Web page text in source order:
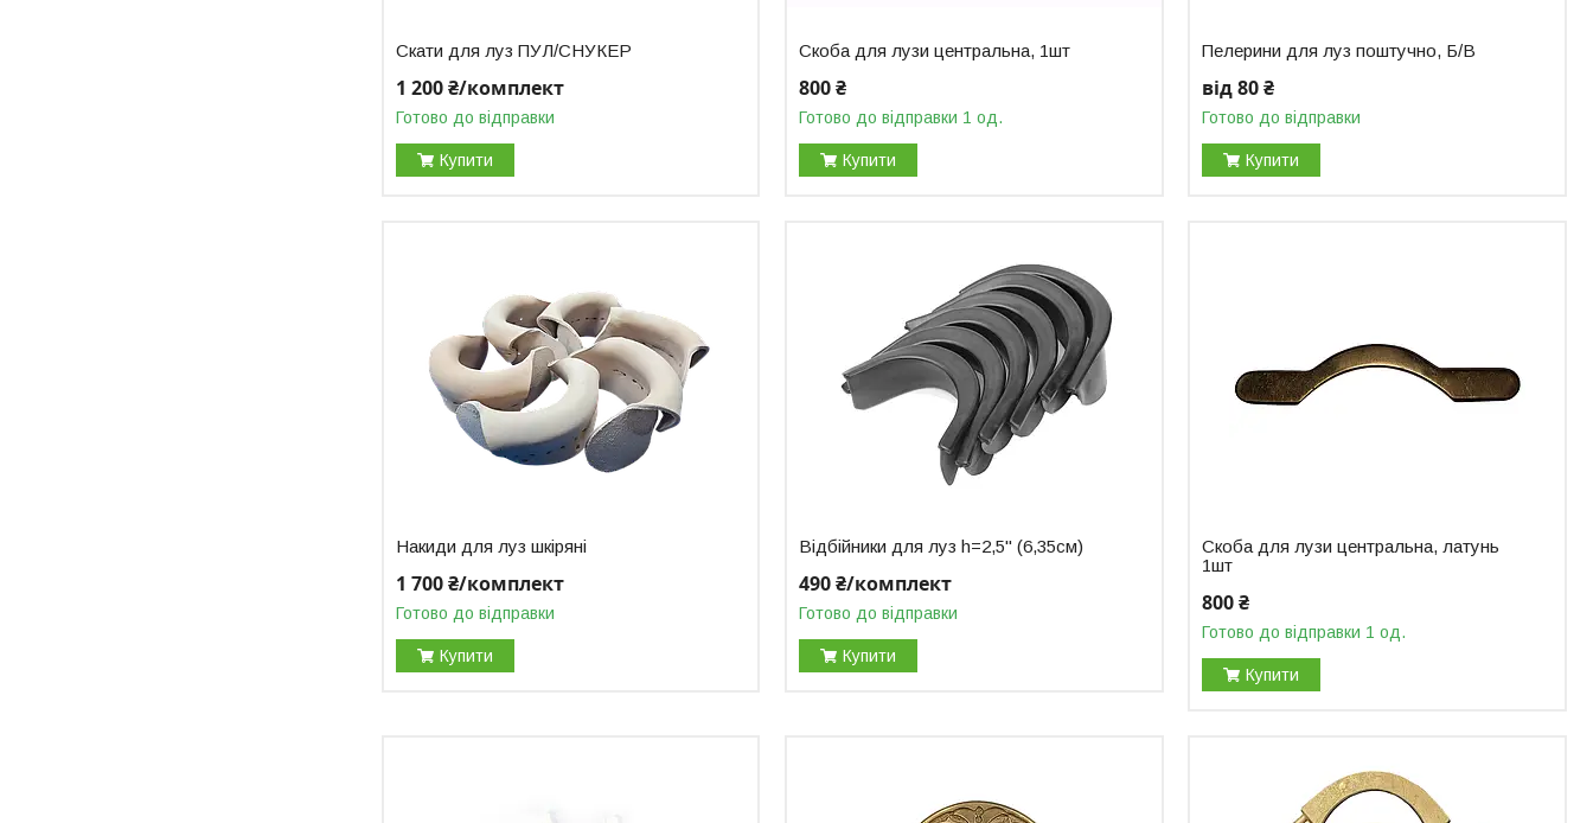
Скати для луз ПУЛ/СНУКЕР
1 200 ₴/комплект
Готово до відправки
Купити
Скоба для лузи центральна, 1шт
800 ₴
Готово до відправки 1 од.
Купити
Пелерини для луз поштучно, Б/В
від 80 ₴
Готово до відправки
Купити
Накиди для луз шкіряні
1 700 ₴/комплект
Готово до відправки
Купити
Відбійники для луз h=2,5" (6,35см)
490 ₴/комплект
Готово до відправки
Купити
Скоба для лузи центральна, латунь
1шт
800 ₴
Готово до відправки 1 од.
Купити